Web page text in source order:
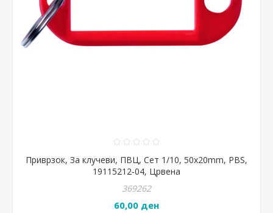
Приврзок, За клучеви, ПВЦ, Сет 1/10, 50x20mm, PBS,
19115212-04, Црвена
369262
60,00 ден